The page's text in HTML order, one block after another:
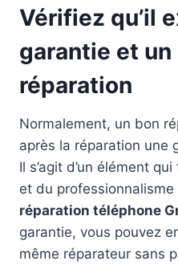
Vérifiez qu’il
garantie et un
réparation
Normalement, un bon
après la réparation une
Il s’agit d’un élément
et du professionnalisme
réparation téléphone
garantie, vous pouvez
même réparateur sans